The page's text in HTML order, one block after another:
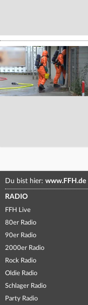
Du bist hier: www.FFH.de
RADIO
FFH Live
80er Radio
90er Radio
2000er Radio
Rock Radio
Oldie Radio
Schlager Radio
Party Radio